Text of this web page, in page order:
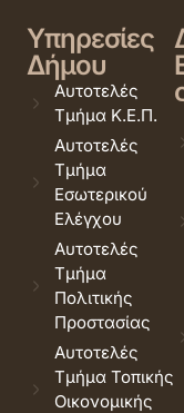
Υπηρεσίες
Δήμου
Αυτοτελές
Τμήμα Κ.Ε.Π.
Αυτοτελές
Τμήμα
Εσωτερικού
Ελέγχου
Αυτοτελές
Τμήμα
Πολιτικής
Προστασίας
Αυτοτελές
Τμήμα Τοπικής
Οικονομικής